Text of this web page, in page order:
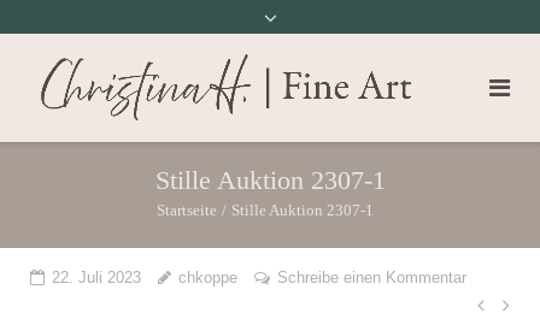
Stille Auktion 2307-1
Startseite / Stille Auktion 2307-1
22. Juli 2023 chkoppe Schreibe einen Kommentar